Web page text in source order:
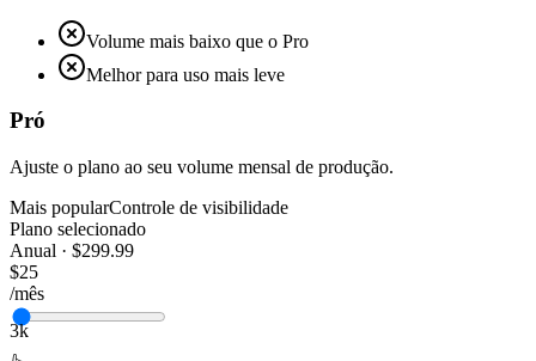
Volume mais baixo que o Pro
Melhor para uso mais leve
Pró
Ajuste o plano ao seu volume mensal de produção.
Mais popularControle de visibilidade
Plano selecionado
Anual · $299.99
$25
/mês
3k